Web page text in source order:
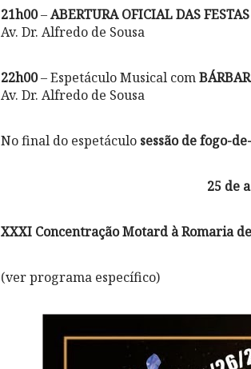
21h00–ABERTURA OFICIAL DAS
Av. Dr. Alfredo de Sousa
22h00– Espetáculo Musical com
Av. Dr. Alfredo de Sousa
No final do espetáculo sessão de fogo-
25 de
XXXI Concentração Motard à Romaria
(ver programa específico)